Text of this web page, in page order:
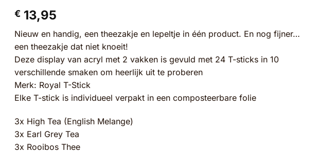
€ 13,95
Nieuw en handig, een theezakje en lepeltje in één product. En nog fijner…
een theezakje dat niet knoeit!
Deze display van acryl met 2 vakken is gevuld met 24 T-sticks in 10
verschillende smaken om heerlijk uit te proberen
Merk: Royal T-Stick
Elke T-stick is individueel verpakt in een composteerbare folie
3x High Tea (English Melange)
3x Earl Grey Tea
3x Rooibos Thee